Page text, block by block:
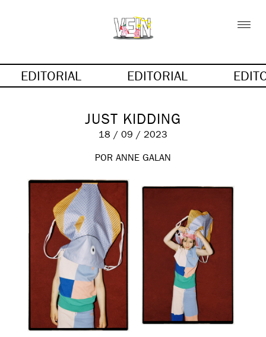
EDITORIAL EDITORIAL
JUST KIDDING
18 / 09 / 2023
POR ANNE GALAN